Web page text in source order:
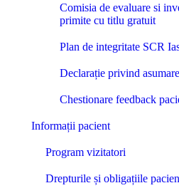
Comisia de evaluare si
primite cu titlu gratuit
Plan de integritate SCR
Declarație privind
Chestionare feedback
Informații pacient
Program vizitatori
Drepturile și obligațiile